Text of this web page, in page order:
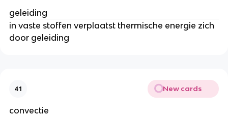
geleiding
in vaste stoffen verplaatst thermische energie zich
door geleiding
41 New cards
convectie